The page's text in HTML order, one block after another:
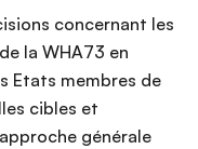
concernant les
la WHA73 en
Etats membres de
cibles et
générale